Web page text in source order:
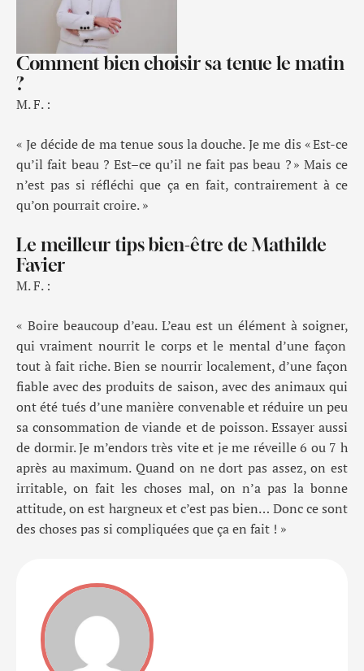
Comment bien choisir sa tenue le matin
?
M. F. :
« Je décide de ma tenue sous ladouche.Je me dis« Est-ce
qu’il fait beau ? Est–ce qu’il ne fait pas beau ?» Mais ce
n’est pas si réfléchi que ça en fait, contrairement à ce
qu’on pourrait croire. »
Le meilleur tips bien-être de Mathilde
Favier
M. F. :
« Boire beaucoup d’eau. L’eau est un élément à soigner,
qui vraiment nourrit le corps et le mental d’une façon
tout à fait riche.Bien se nourrir localement, d’une façon
fiable avec des produits de saison, avec des animaux qui
ont été tués d’une manière convenable et réduire un peu
sa consommationde viande et depoisson. Essayeraussi
de dormir.Je m’endors très vite et je me réveille 6 ou 7 h
après au maximum.Quand on ne dort pas assez, on est
irritable, on fait les choses mal, on n’a pas la bonne
attitude, on est hargneux et c’est pas bien… Donc ce sont
des choses pas si compliquées que ça en fait ! »